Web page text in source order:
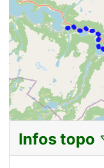
Infos topo